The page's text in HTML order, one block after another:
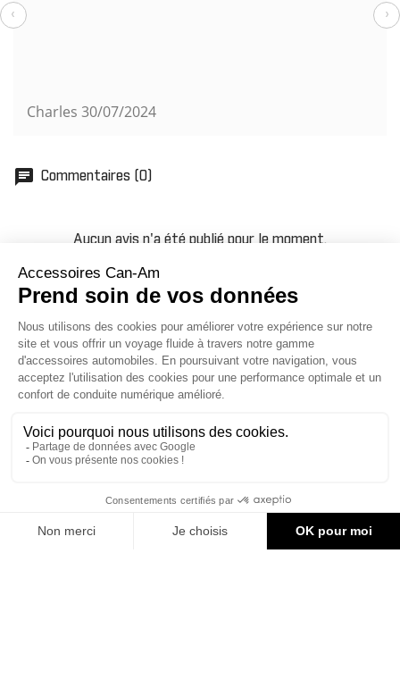
AJOUTER AU PANIER
Charles 30/07/2024
‹ ›
chat Commentaires (0)
Aucun avis n'a été publié pour le moment.
ACCESSOIRES CAN-AM
Le site d'accessoires Can-Am vous propose des accessoires d'origine
pour équiper votre véhicule 3 roues (On Road) ou votre véhicule tout